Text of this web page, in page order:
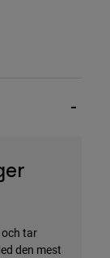
tar
den mest